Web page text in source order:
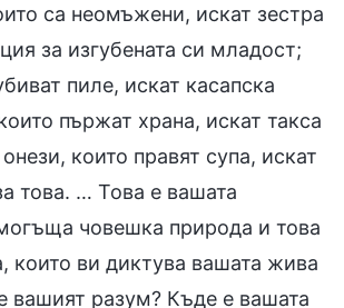
са неомъжени, искат зестра
за изгубената си младост;
пиле, искат касапска
пържат храна, искат такса
които правят супа, искат
това. … Това е вашата
човешка природа и това
които ви диктува вашата жива
вашият разум? Къде е вашата